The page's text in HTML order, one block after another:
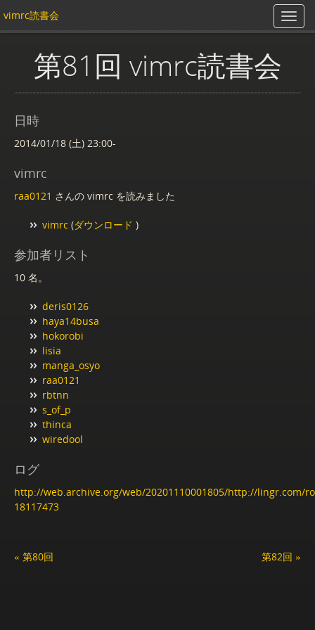
vimrc読書会
第81回 vimrc読書会
日時
2014/01/18 (土) 23:00-
vimrc
raa0121 さんの vimrc を読みました
vimrc (ダウンロード )
参加者リスト
10 名。
deris0126
haya14busa
hokorobi
lisia
manga_osyo
raa0121
rbtnn
s_of_p
thinca
wiredool
ログ
http://web.archive.org/web/20201110001805/http://lingr.com/
18117473
« 第80回 第82回 »